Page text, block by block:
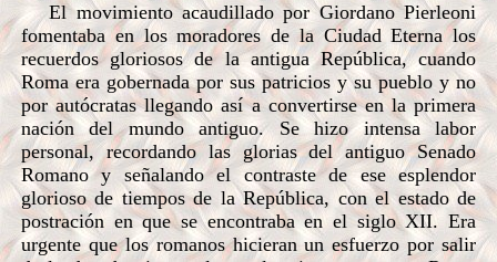
El movimiento acaudillado por Giordano Pierleoni
fomentaba en los moradores de la Ciudad Eterna los
recuerdos gloriosos de la antigua República, cuando
Roma era gobernada por sus patricios y su pueblo y no
por autócratas llegando así a convertirse en la primera
nación del mundo antiguo. Se hizo intensa labor
personal, recordando las glorias del antiguo Senado
Romano y señalando el contraste de ese esplendor
glorioso de tiempos de la República, con el estado de
postración en que se encontraba en el siglo XII. Era
urgente que los romanos hicieran un esfuerzo por salir